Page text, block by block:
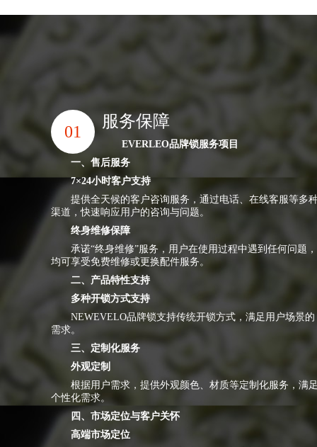
01
服务保障
EVERLEO品牌锁服务项目
一、售后服务
7×24小时客户支持
提供全天候的客户咨询服务，通过电话、在线客服等多
渠道，快速响应用户的咨询与问题。
终身维修保障
承诺“终身维修”服务，用户在使用过程中遇到任何问题，
均可享受免费维修或更换配件服务。
二、产品特性支持
多种开锁方式支持
NEWEVELO品牌锁支持传统开锁方式，满足用户场景的
需求。
三、定制化服务
外观定制
根据用户需求，提供外观颜色、材质等定制化服务，满
个性化需求。
四、市场定位与客户关怀
高端市场定位